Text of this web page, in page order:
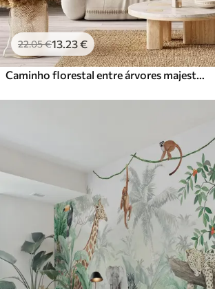
22.05€13 .23€